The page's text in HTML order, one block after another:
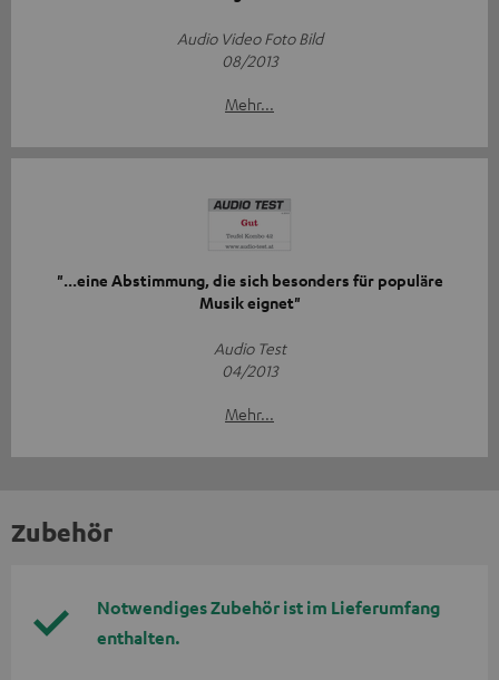
Audio Video Foto Bild
08/2013
Mehr...
"...eine Abstimmung, die sich besonders für populäre
Musik eignet"
Audio Test
04/2013
Mehr...
Zubehör
Notwendiges Zubehör ist im Lieferumfang
enthalten.